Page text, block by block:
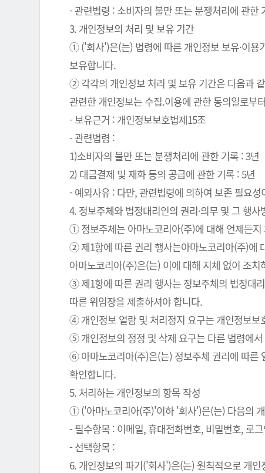
- 관련법령 : 소비자의 불만 또는 분쟁처리에 관한
3. 개인정보의 처리 및 보유 기간
① ('회사')은(는) 법령에 따른 개인정보 보유·이용
보유합니다.
② 각각의 개인정보 처리 및 보유 기간은 다음과
관련한 개인정보는 수집.이용에 관한 동의일로부
- 보유근거 : 개인정보보호법제15조
- 관련법령 :
1)소비자의 불만 또는 분쟁처리에 관한 기록 : 3년
2) 대금결제 및 재화 등의 공급에 관한 기록 : 5년
- 예외사유 : 다만, 관련법령에 의하여 보존 필요
4. 정보주체와 법정대리인의 권리·의무 및 그 행
① 정보주체는 아마노코리아(주)에 대해 언제든
② 제1항에 따른 권리 행사는아마노코리아(주)에
아마노코리아(주)은(는) 이에 대해 지체 없이 조치
③ 제1항에 따른 권리 행사는 정보주체의 법정대
따른 위임장을 제출하셔야 합니다.
④ 개인정보 열람 및 처리정지 요구는 개인정보보
⑤ 개인정보의 정정 및 삭제 요구는 다른 법령에
⑥ 아마노코리아(주)은(는) 정보주체 권리에 따른
확인합니다.
5. 처리하는 개인정보의 항목 작성
① ('아마노코리아(주)'이하 '회사')은(는) 다음의
- 필수항목 : 이메일, 휴대전화번호, 비밀번호, 로
- 선택항목 :
6. 개인정보의 파기('회사')은(는) 원칙적으로 개